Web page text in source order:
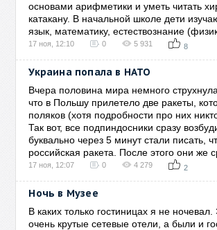
основами арифметики и уметь читать
катакану. В начальной школе дети
язык, математику, естествознание
17 ноя, 12:10 0 5 931 8
Украина попала в НАТО
Вчера половина мира немного
что в Польшу прилетело две ракеты,
поляков (хотя подробности про них
Так вот, все подпиндосники сразу
буквально через 5 минут стали писать,
российская ракета. После этого они же
17 ноя, 12:07 0 4 279 2
Ночь в Музее
В каких только гостиницах я не
очень крутые сетевые отели, а были и